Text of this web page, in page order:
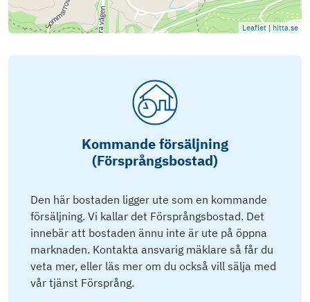
Leaflet | hitta.se
Kommande försäljning
(Försprångsbostad)
Den här bostaden ligger ute som en kommande
försäljning. Vi kallar det Försprångsbostad. Det
innebär att bostaden ännu inte är ute på öppna
marknaden. Kontakta ansvarig mäklare så får du
veta mer, eller läs mer om du också vill sälja med
vår tjänst Försprång.